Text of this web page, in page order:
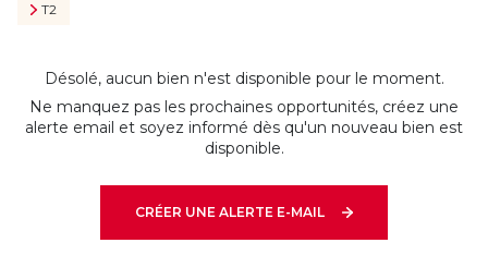
T2
Désolé, aucun bien n'est disponible pour le moment.
Ne manquez pas les prochaines opportunités, créez une
alerte email et soyez informé dès qu'un nouveau bien est
disponible.
CRÉER UNE ALERTE E-MAIL